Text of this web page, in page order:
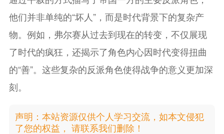
他们并非单纯的“坏人”，而是时代背景下的复杂产
物。例如，弗尔赛从过去到现在的转变，不仅展现
了时代的疯狂，还揭示了角色内心因时代变得扭曲
的“善”。这些复杂的反派角色使得战争的意义更加深
刻。
声明：本站资源仅供个人学习交流，如本文侵犯
了您的权益， 请联系我们删除！